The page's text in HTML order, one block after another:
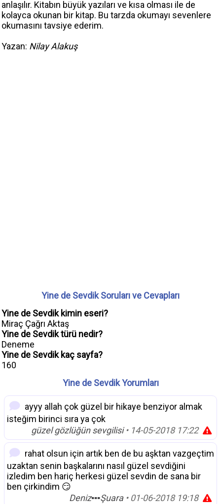
anlaşılır. Kitabın büyük yazıları ve kısa olması ile de
kolayca okunan bir kitap. Bu tarzda okumayı sevenlere
okumasını tavsiye ederim.
Yazan: Nilay Alakuş
Yine de Sevdik Soruları ve Cevapları
Yine de Sevdik kimin eseri?
Miraç Çağrı Aktaş
Yine de Sevdik türü nedir?
Deneme
Yine de Sevdik kaç sayfa?
160
Yine de Sevdik Yorumları
ayyy allah çok güzel bir hikaye benziyor almak
isteğim birinci sıra ya çok
güzel gözlüğün sevgilisi• 14-05-2018 17:22
rahat olsun için artık ben de bu aşktan vazgeçtim
uzaktan senin başkalarını nasıl güzel sevdiğini
izledim ben hariç herkesi güzel sevdin de sana bir
ben çirkindim 😏
Deniz▪▪▪Şuara• 01-06-2018 19:18